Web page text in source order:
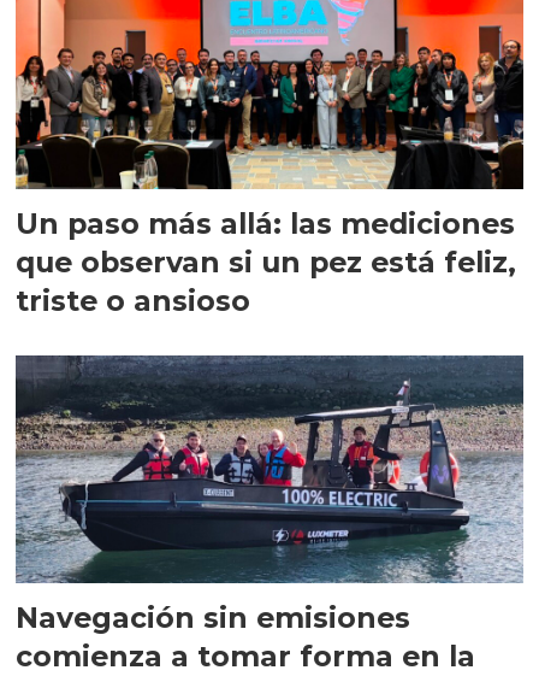
Un paso más allá: las mediciones
que observan si un pez está feliz,
triste o ansioso
Navegación sin emisiones
comienza a tomar forma en la